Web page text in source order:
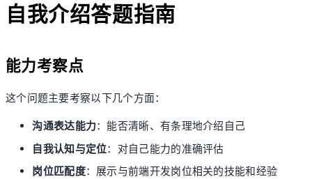
自我介绍答题指南
能力考察点
这个问题主要考察以下几个方面：
沟通表达能力：能否清晰、有条理地介绍自己
自我认知与定位：对自己能力的准确评估
岗位匹配度：展示与前端开发岗位相关的技能和经验